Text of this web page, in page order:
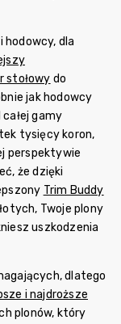
hodowcy, dla
stołowy do
jak hodowcy
gamy
tysięcy koron,
perspektywie
że dzięki
Trim Buddy
Twoje plony
uszkodzenia
dlatego
i najdroższe
plonów, który